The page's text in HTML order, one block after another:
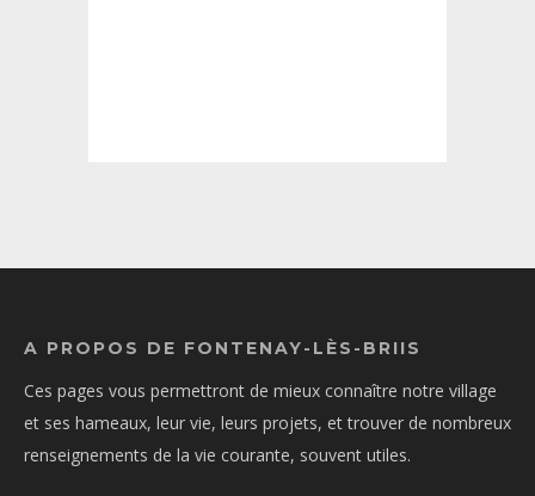
A PROPOS DE FONTENAY-LÈS-BRIIS
Ces pages vous permettront de mieux connaître notre village
et ses hameaux, leur vie, leurs projets, et trouver de nombreux
renseignements de la vie courante, souvent utiles.